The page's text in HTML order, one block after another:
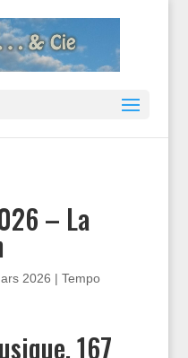
– La
2026 | Tempo
167